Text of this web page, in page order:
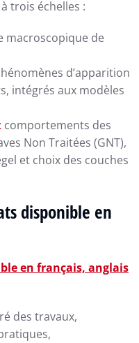
trois échelles :
macroscopique de
d’apparition
intégrés aux modèles
: comportements des
Non Traitées (GNT),
et choix des couches
disponible en
en français, anglais
des travaux,